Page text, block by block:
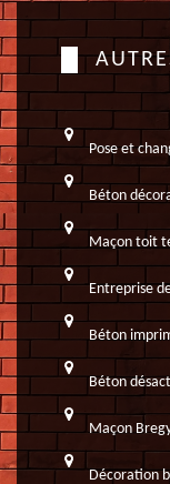
Pose et
Béton
Maçon toit
Entreprise
Béton
Béton
Maçon
Décoration